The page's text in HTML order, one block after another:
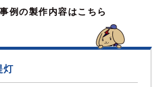
例の製作内容はこちら
灯